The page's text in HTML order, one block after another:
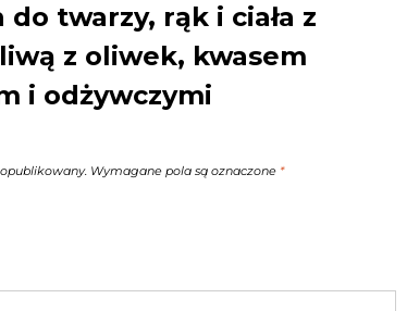
do twarzy, rąk i ciała z
z oliwek, kwasem
i odżywczymi
Wymagane pola są oznaczone *